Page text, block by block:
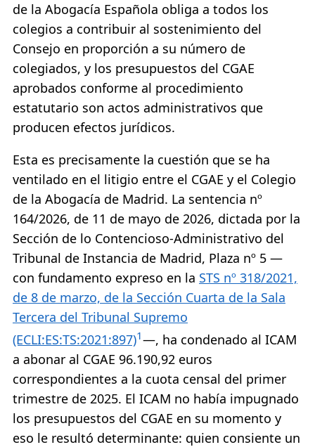
de la Abogacía Española obliga a todos los
colegios a contribuir al sostenimiento del
Consejo en proporción a su número de
colegiados, y los presupuestos del CGAE
aprobados conforme al procedimiento
estatutario son actos administrativos que
producen efectos jurídicos.
Esta es precisamente la cuestión que se ha
ventilado en el litigio entre el CGAE y el Colegio
de la Abogacía de Madrid. La sentencia nº
164/2026, de 11 de mayo de 2026, dictada por la
Sección de lo Contencioso-Administrativo del
Tribunal de Instancia de Madrid, Plaza nº 5 —
con fundamento expreso en la STS nº 318/2021,
de 8 de marzo, de la Sección Cuarta de la Sala
Tercera del Tribunal Supremo
(ECLI:ES:TS:2021:897)1—, ha condenado al ICAM
a abonar al CGAE 96.190,92 euros
correspondientes a la cuota censal del primer
trimestre de 2025. El ICAM no había impugnado
los presupuestos del CGAE en su momento y
eso le resultó determinante: quien consiente un